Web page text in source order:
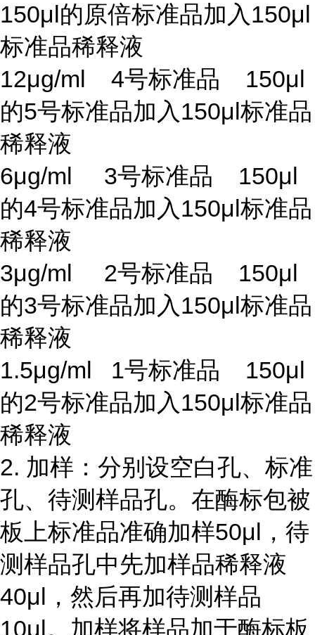
150μl的原倍标准品加入150μl
标准品稀释液
12μg/ml 4号标准品 150μl
的5号标准品加入150μl标准品
稀释液
6μg/ml 3号标准品 150μl
的4号标准品加入150μl标准品
稀释液
3μg/ml 2号标准品 150μl
的3号标准品加入150μl标准品
稀释液
1.5μg/ml 1号标准品 150μl
的2号标准品加入150μl标准品
稀释液
2. 加样：分别设空白孔、标准
孔、待测样品孔。在酶标包被
板上标准品准确加样50μl，待
测样品孔中先加样品稀释液
40μl，然后再加待测样品
10μl。加样将样品加于酶标板